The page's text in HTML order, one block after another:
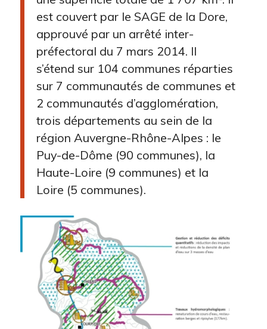
est couvert par le SAGE de la Dore,
approuvé par un arrêté inter-
préfectoral du 7 mars 2014. Il
s’étend sur 104 communes réparties
sur 7 communautés de communes et
2 communautés d’agglomération,
trois départements au sein de la
région Auvergne-Rhône-Alpes : le
Puy-de-Dôme (90 communes), la
Haute-Loire (9 communes) et la
Loire (5 communes).